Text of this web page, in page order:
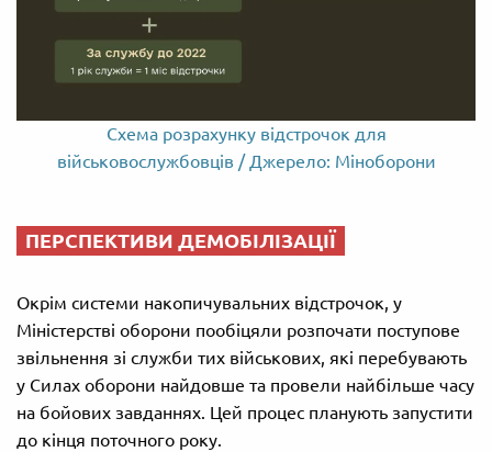
Схема розрахунку відстрочок для
військовослужбовців / Джерело: Міноборони
ПЕРСПЕКТИВИ ДЕМОБІЛІЗАЦІЇ
Окрім системи накопичувальних відстрочок, у
Міністерстві оборони пообіцяли розпочати поступове
звільнення зі служби тих військових, які перебувають
у Силах оборони найдовше та провели найбільше часу
на бойових завданнях. Цей процес планують запустити
до кінця поточного року.